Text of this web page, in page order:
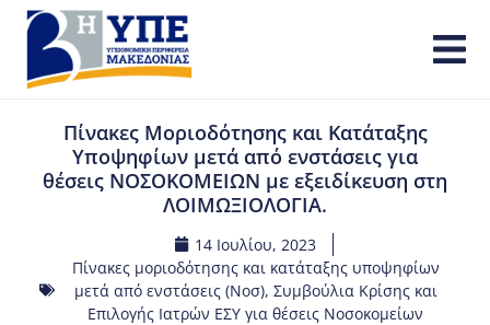
Πίνακες Μοριοδότησης και Κατάταξης
Υποψηφίων μετά από ενστάσεις για
θέσεις ΝΟΣΟΚΟΜΕΙΩΝ με εξειδίκευση στη
ΛΟΙΜΩΞΙΟΛΟΓΙΑ.
14 Ιουλίου, 2023
Πίνακες μοριοδότησης και κατάταξης υποψηφίων
μετά από ενστάσεις (Νοσ), Συμβούλια Κρίσης και
Επιλογής Ιατρών ΕΣΥ για θέσεις Νοσοκομείων